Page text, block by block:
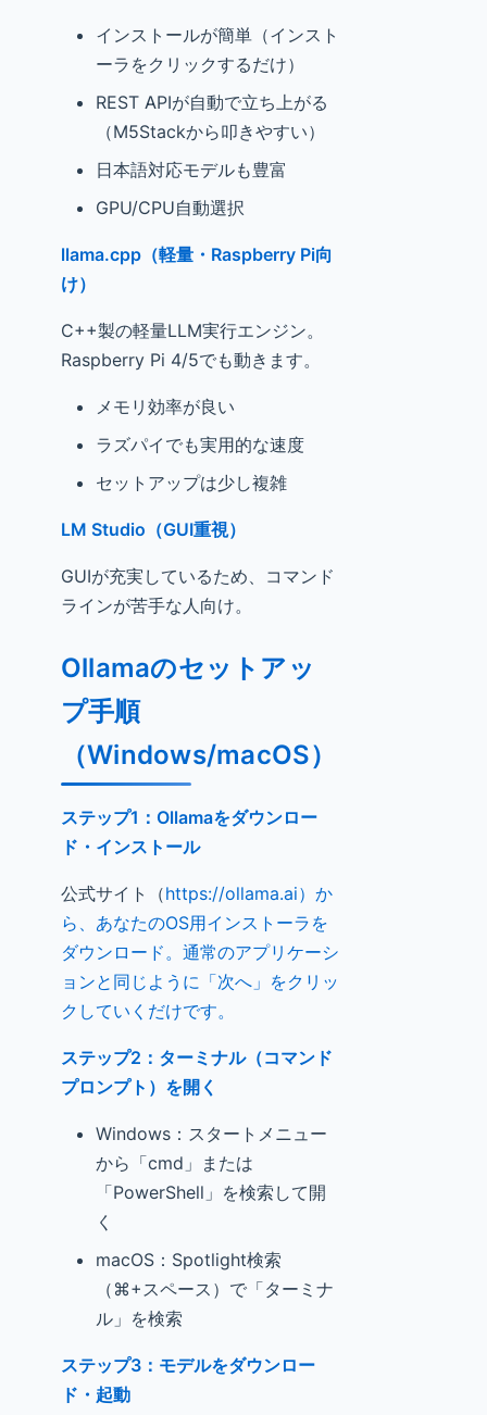
インストールが簡単（インスト
ーラをクリックするだけ）
REST APIが自動で立ち上がる
（M5Stackから叩きやすい）
日本語対応モデルも豊富
GPU/CPU自動選択
llama.cpp（軽量・Raspberry Pi向
け）
C++製の軽量LLM実行エンジン。
Raspberry Pi 4/5でも動きます。
メモリ効率が良い
ラズパイでも実用的な速度
セットアップは少し複雑
LM Studio（GUI重視）
GUIが充実しているため、コマンド
ラインが苦手な人向け。
Ollamaのセットアッ
プ手順
（Windows/macOS）
ステップ1：Ollamaをダウンロー
ド・インストール
公式サイト（https://ollama.ai）か
ら、あなたのOS用インストーラを
ダウンロード。通常のアプリケーシ
ョンと同じように「次へ」をクリッ
クしていくだけです。
ステップ2：ターミナル（コマンド
プロンプト）を開く
Windows：スタートメニュー
から「cmd」または
「PowerShell」を検索して開
く
macOS：Spotlight検索
（⌘+スペース）で「ターミナ
ル」を検索
ステップ3：モデルをダウンロー
ド・起動